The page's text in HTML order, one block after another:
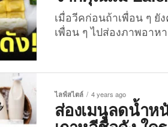
ตะเกียบ และผ้าปูโต๊ะที่ก็
...
เมื่อวีคก่อนถ้าเพื่อน ๆ ยั
เพื่อน ๆ ไปส่องภาพอาห
ส่องภาพอาหารสุดครีเอ
Mohmedi” ชาวออสเตร
สุขภาพ” ให้เป็นเหล่ากา
ผลงานของคุณแม่ท่านนี้เ
ไลฟ์สไตล์ 4 years ago
ส่องเมนูลดน้ำห